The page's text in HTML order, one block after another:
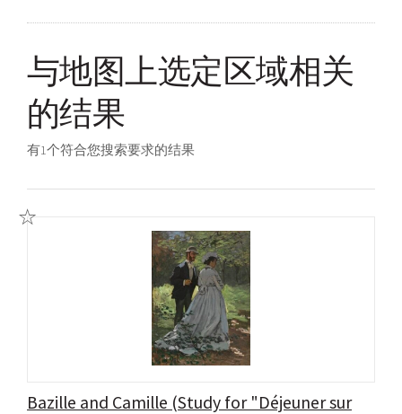
与地图上选定区域相关
的结果
有1个符合您搜索要求的结果
Bazille and Camille (Study for "Déjeuner sur